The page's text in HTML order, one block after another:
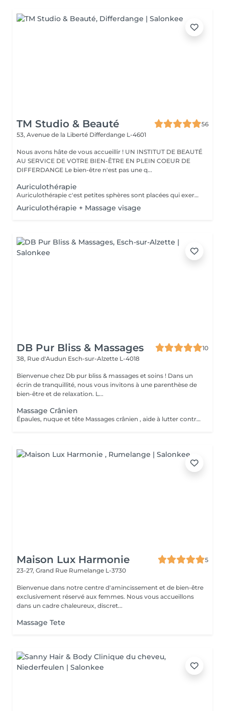
TM Studio & Beauté
56
53, Avenue de la Liberté Differdange L-4601
Nous avons hâte de vous accueillir ! UN INSTITUT DE BEAUTÉ
AU SERVICE DE VOTRE BIEN-ÊTRE EN PLEIN COEUR DE
DIFFERDANGE Le bien-être n'est pas une q...
Auriculothérapie
Auriculothérapie c'est petites sphères sont placées qui exercent une pression aux points réflexes de l'oreille. Ils peuvent aider à soulager la douleur, l'anxiété, le stress, inconfort, syndrome prémenstruel, entre autres
Auriculothérapie + Massage visage
DB Pur Bliss & Massages
10
38, Rue d'Audun Esch-sur-Alzette L-4018
Bienvenue chez Db pur bliss & massages et soins ! Dans un
écrin de tranquillité, nous vous invitons à une parenthèse de
bien-être et de relaxation. L...
Massage Crânien
Épaules, nuque et tête Massages crânien , aide à lutter contre les migraines , tensions et douleurs cervicales, tensions musculaire des trapèzes liées aux stress et mauvaises postures . Soûlage et détend et apaiser .
Maison Lux Harmonie
5
23-27, Grand Rue Rumelange L-3730
Bienvenue dans notre centre d'amincissement et de bien-être
exclusivement réservé aux femmes. Nous vous accueillons
dans un cadre chaleureux, discret...
Massage Tete